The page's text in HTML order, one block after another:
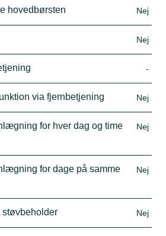
hovedbørsten Nej
Nej
-
via fjernbetjening Nej
for hver dag og time
Nej
for dage på samme
Nej
støvbeholder Nej